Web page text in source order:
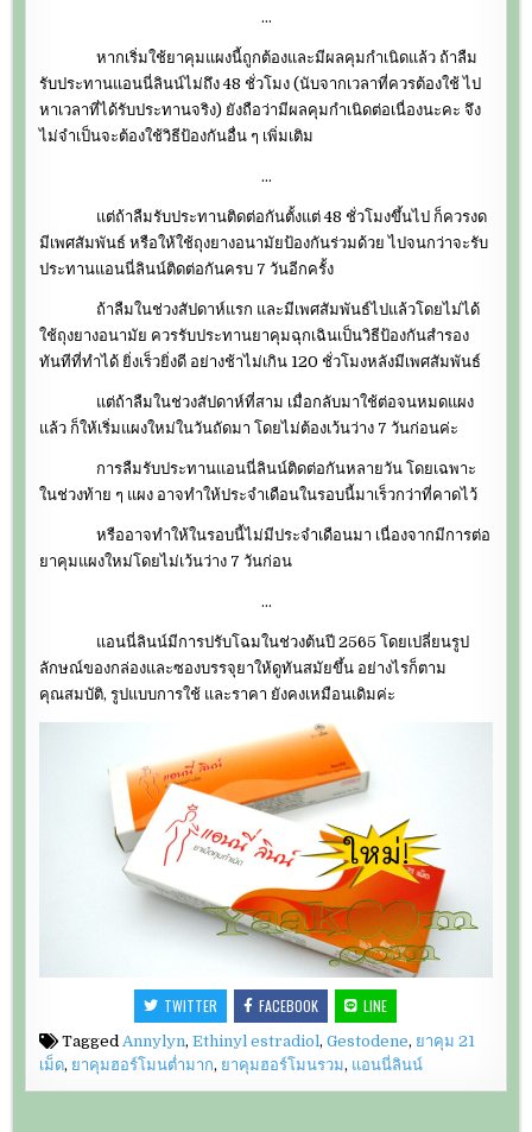
…
หากเริ่มใช้ยาคุมแผงนี้ถูกต้องและมีผลคุมกำเนิดแล้ว ถ้าลืม
รับประทานแอนนี่ลินน์ไม่ถึง 48 ชั่วโมง (นับจากเวลาที่ควรต้องใช้ ไป
หาเวลาที่ได้รับประทานจริง) ยังถือว่ามีผลคุมกำเนิดต่อเนื่องนะคะ จึง
ไม่จำเป็นจะต้องใช้วิธีป้องกันอื่น ๆ เพิ่มเติม
…
แต่ถ้าลืมรับประทานติดต่อกันตั้งแต่ 48 ชั่วโมงขึ้นไป ก็ควรงด
มีเพศสัมพันธ์ หรือให้ใช้ถุงยางอนามัยป้องกันร่วมด้วย ไปจนกว่าจะรับ
ประทานแอนนี่ลินน์ติดต่อกันครบ 7 วันอีกครั้ง
ถ้าลืมในช่วงสัปดาห์แรก และมีเพศสัมพันธ์ไปแล้วโดยไม่ได้
ใช้ถุงยางอนามัย ควรรับประทานยาคุมฉุกเฉินเป็นวิธีป้องกันสำรอง
ทันทีที่ทำได้ ยิ่งเร็วยิ่งดี อย่างช้าไม่เกิน 120 ชั่วโมงหลังมีเพศสัมพันธ์
แต่ถ้าลืมในช่วงสัปดาห์ที่สาม เมื่อกลับมาใช้ต่อจนหมดแผง
แล้ว ก็ให้เริ่มแผงใหม่ในวันถัดมา โดยไม่ต้องเว้นว่าง 7 วันก่อนค่ะ
การลืมรับประทานแอนนี่ลินน์ติดต่อกันหลายวัน โดยเฉพาะ
ในช่วงท้าย ๆ แผง อาจทำให้ประจำเดือนในรอบนี้มาเร็วกว่าที่คาดไว้
หรืออาจทำให้ในรอบนี้ไม่มีประจำเดือนมา เนื่องจากมีการต่อ
ยาคุมแผงใหม่โดยไม่เว้นว่าง 7 วันก่อน
…
แอนนี่ลินน์มีการปรับโฉมในช่วงต้นปี 2565 โดยเปลี่ยนรูป
ลักษณ์ของกล่องและซองบรรจุยาให้ดูทันสมัยขึ้น อย่างไรก็ตาม
คุณสมบัติ, รูปแบบการใช้ และราคา ยังคงเหมือนเดิมค่ะ
TWITTER FACEBOOK LINE
Tagged Annylyn,Ethinyl estradiol,Gestodene, ยาคุม 21
เม็ด, ยาคุมฮอร์โมนต่ำมาก, ยาคุมฮอร์โมนรวม, แอนนี่ลินน์